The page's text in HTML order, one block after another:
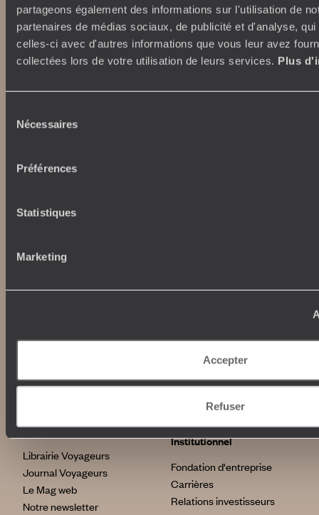
partageons également des informations sur l'utilisation de
partenaires de médias sociaux, de publicité et d'analyse,
celles-ci avec d'autres informations que vous leur avez
collectées lors de votre utilisation de leurs services. Plus
Nécessaires
Préférences
Statistiques
Marketing
Accepter
Refuser
Abonnez-vous à notre newsletter
Nos engagements
Tourisme responsable
Notre valeur ajoutée
Autour du voyage
Librairie Voyageurs
Journal Voyageurs
Le Mag web
Notre newsletter
Week-end en amoureux
Voyage de luxe
Tour du Monde
Déconnecter
Institutionnel
Fondation d'entreprise
Carrières
Relations investisseurs